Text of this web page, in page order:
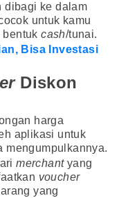
dibagi ke dalam
untuk kamu
bentukcash/tunai.
Bisa Investasi
Diskon
harga
aplikasi untuk
mengumpulkannya.
merchantyang
voucher
yang